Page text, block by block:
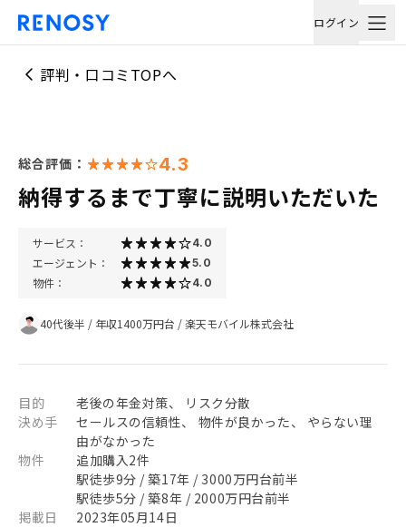
ログイン
評判・口コミTOPへ
総合評価： 4.3
納得するまで丁寧に説明いただいた
サービス： 4.0
エージェント： 5.0
物件： 4.0
40代後半 / 年収1400万円台 /楽天モバイル株式会社
目的
老後の年金対策、 リスク分散
決め手
セールスの信頼性、 物件が良かった、 やらない理
由がなかった
物件
追加購入2件
駅徒歩9分 / 築17年 / 3000万円台前半
駅徒歩5分 / 築8年 / 2000万円台前半
掲載日
2023年05月14日